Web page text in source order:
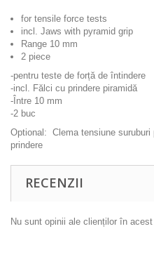
for tensile force tests
incl. Jaws with pyramid grip
Range 10 mm
2 piece
-pentru teste de forță de întindere
-incl. Fălci cu prindere piramidă
-Între 10 mm
-2 buc
Optional: Clema tensiune
prindere
RECENZII
Nu sunt opinii ale clienților în acest